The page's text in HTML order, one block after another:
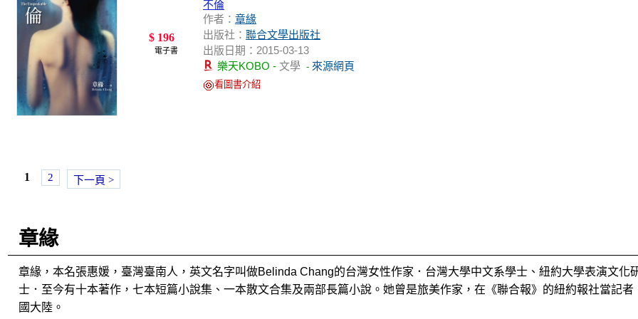
$ 196
電子書
不倫
作者： 章緣
出版社： 聯合文學出版社
出版日期：2015-03-13
樂天KOBO - 文學 - 來源網頁
看圖書介紹
1 2 下一頁 >
章緣
章緣，本名張惠媛，臺灣臺南人，英文名字叫做Belinda Chang的台灣女性作家．台灣大學中文系學士、紐約大學表演文化
士．至今有十本著作，七本短篇小說集、一本散文合集及兩部長篇小說。她曾是旅美作家，在《聯合報》的紐約報社當記者
國大陸。